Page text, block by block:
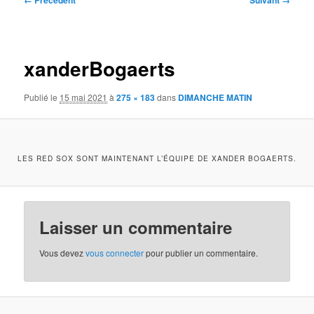
xanderBogaerts
Publié le 15 mai 2021 à275 × 183dans DIMANCHE MATIN
LES RED SOX SONT MAINTENANT L’ÉQUIPE DE XANDER BOGAERTS.
Laisser un commentaire
Vous devezvous connecterpour publier un commentaire.